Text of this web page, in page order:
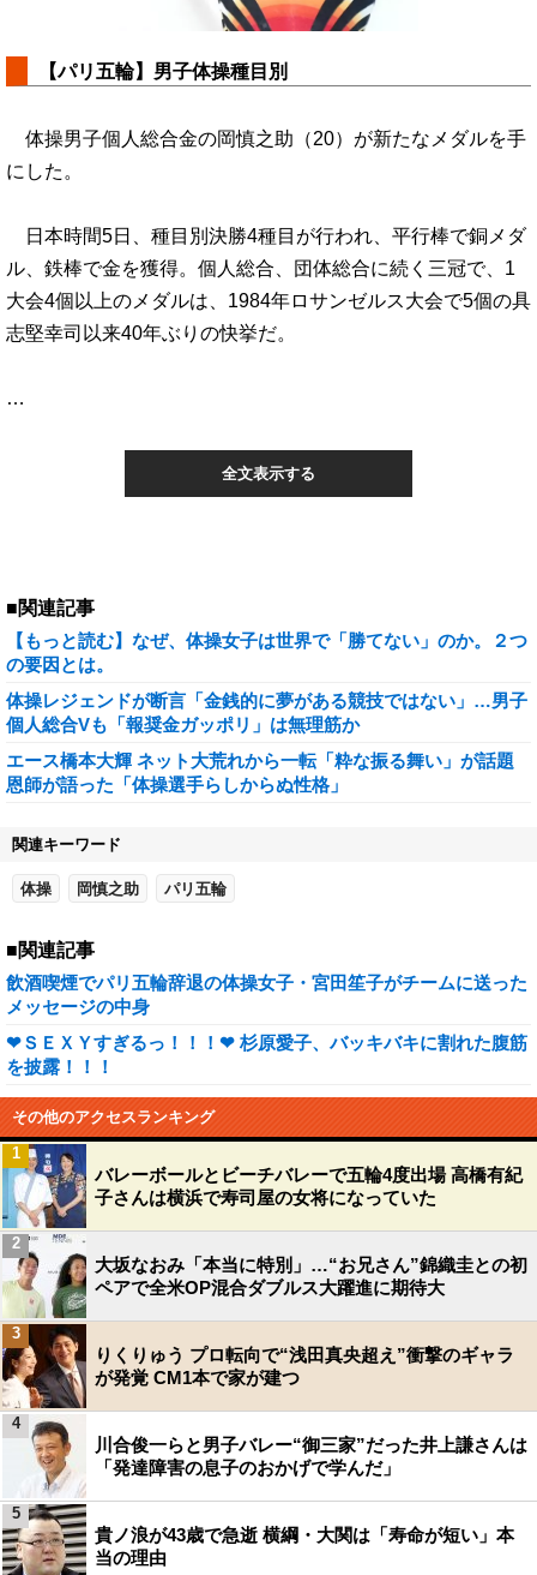
【パリ五輪】男子体操種目別
体操男子個人総合金の岡慎之助（20）が新たなメダルを手
にした。
日本時間5日、種目別決勝4種目が行われ、平行棒で銅メダ
ル、鉄棒で金を獲得。個人総合、団体総合に続く三冠で、1
大会4個以上のメダルは、1984年ロサンゼルス大会で5個の具
志堅幸司以来40年ぶりの快挙だ。
…
全文表示する
■関連記事
【もっと読む】なぜ、体操女子は世界で「勝てない」のか。２つ
の要因とは。
体操レジェンドが断言「金銭的に夢がある競技ではない」…男子
個人総合Vも「報奨金ガッポリ」は無理筋か
エース橋本大輝 ネット大荒れから一転「粋な振る舞い」が話題
恩師が語った「体操選手らしからぬ性格」
関連キーワード
体操 岡慎之助 パリ五輪
■関連記事
飲酒喫煙でパリ五輪辞退の体操女子・宮田笙子がチームに送った
メッセージの中身
❤ＳＥＸＹすぎるっ！！！❤ 杉原愛子、バッキバキに割れた腹筋
を披露！！！
その他のアクセスランキング
バレーボールとビーチバレーで五輪4度出場 高橋有紀
子さんは横浜で寿司屋の女将になっていた
1
大坂なおみ「本当に特別」…“お兄さん”錦織圭との初
ペアで全米OP混合ダブルス大躍進に期待大
2
りくりゅう プロ転向で“浅田真央超え”衝撃のギャラ
が発覚 CM1本で家が建つ
3
川合俊一らと男子バレー“御三家”だった井上謙さんは
「発達障害の息子のおかげで学んだ」
4
貴ノ浪が43歳で急逝 横綱・大関は「寿命が短い」本
当の理由
5